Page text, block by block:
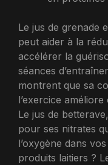
Le jus de grenade
peut aider à la
accélérer la
séances
montrent que sa
l’exercice
Le jus de
pour ses nitrates
l’oxygène dans
produits laitiers ?